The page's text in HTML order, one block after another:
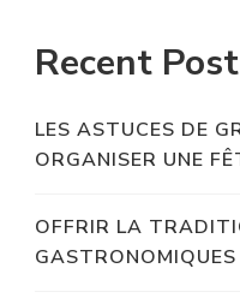
Recent
LES ASTUCES DE
ORGANISER UNE
OFFRIR LA
GASTRONOMIQUES